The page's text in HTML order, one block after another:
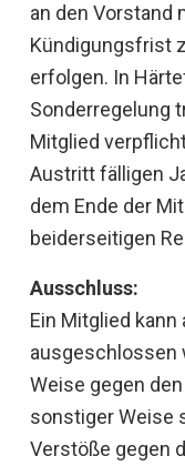
an den Vorstand
Kündigungsfrist
erfolgen. In
Sonderregelung
Mitglied
Austritt fälligen
dem Ende der
beiderseitigen
Ausschluss:
Ein Mitglied kann
ausgeschlossen
Weise gegen
sonstiger Weise
Verstöße gegen